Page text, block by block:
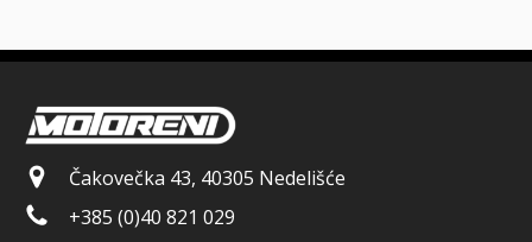
Čakovečka 43, 40305 Nedelišće
+385 (0)40 821 029